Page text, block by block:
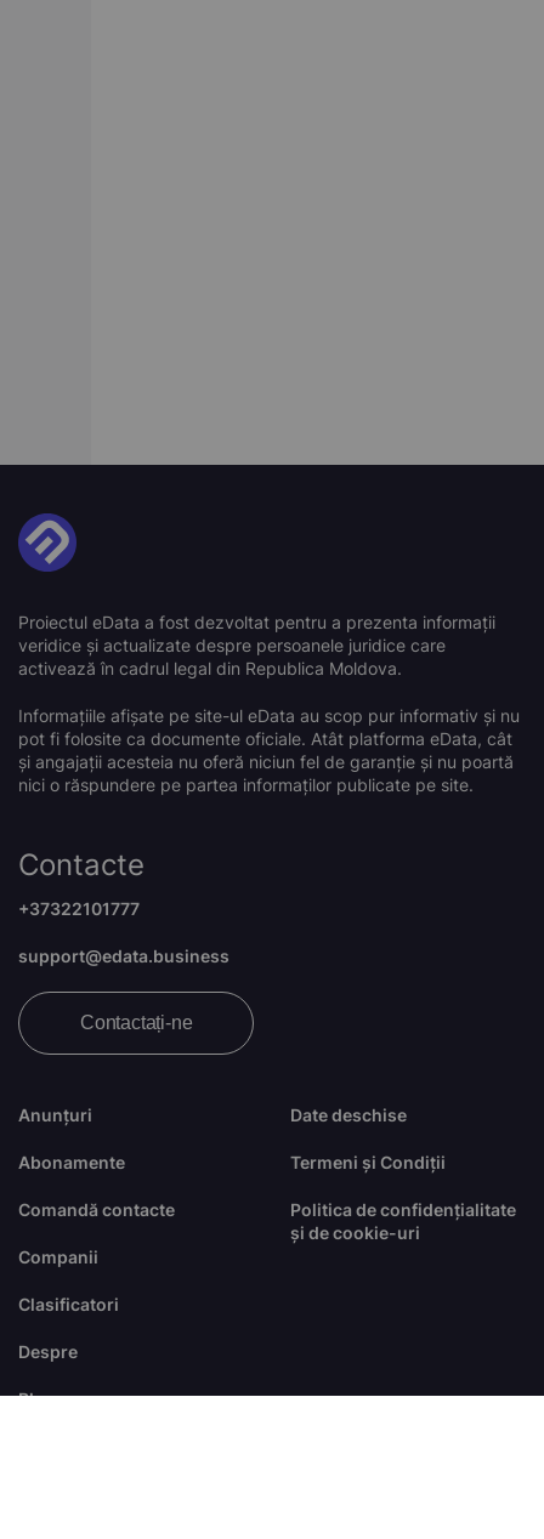
Proiectul eData a fost dezvoltat pentru a prezenta informații
veridice și actualizate despre persoanele juridice care
activează în cadrul legal din Republica Moldova.
Informațiile afișate pe site-ul eData au scop pur informativ și nu
pot fi folosite ca documente oficiale. Atât platforma eData, cât
și angajații acesteia nu oferă niciun fel de garanție și nu poartă
nici o răspundere pe partea informaților publicate pe site.
Anunțuri
Abonamente
Comandă contacte
Companii
Clasificatori
Despre
Blog
Date deschise
Termeni și Condiții
Politica de confidențialitate
și de cookie-uri
Contacte
+37322101777
support@edata.business
Contactați-ne